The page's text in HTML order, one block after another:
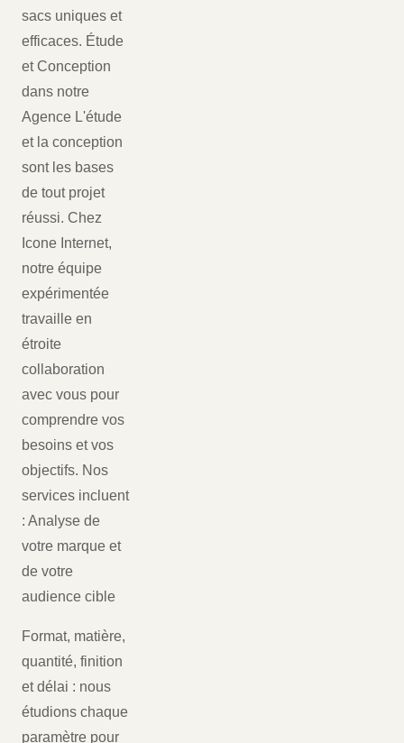
sacs uniques et
efficaces. Étude
et Conception
dans notre
Agence L'étude
et la conception
sont les bases
de tout projet
réussi. Chez
Icone Internet,
notre équipe
expérimentée
travaille en
étroite
collaboration
avec vous pour
comprendre vos
besoins et vos
objectifs. Nos
services incluent
: Analyse de
votre marque et
de votre
audience cible
Format, matière,
quantité, finition
et délai : nous
étudions chaque
paramètre pour